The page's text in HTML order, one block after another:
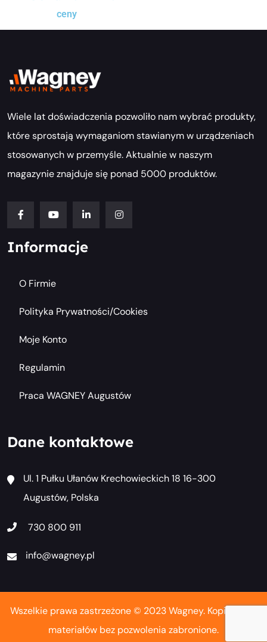
ceny
Wiele lat doświadczenia pozwoliło nam wybrać produkty,
które sprostają wymaganiom stawianym w urządzeniach
stosowanych w przemyśle. Aktualnie w naszym
magazynie znajduje się ponad 5000 produktów.
Informacje
O Firmie
Polityka Prywatności/cookies
Moje Konto
Regulamin
Praca WAGNEY Augustów
Dane kontaktowe
Ul. 1 Pułku Ułanów Krechowieckich 18 16-300
Augustów, Polska
730 800 911
info@wagney.pl
Wszelkie prawa zastrzeżone © 2023 Wagney. Kopiowanie
materiałów bez pozwolenia zabronione.